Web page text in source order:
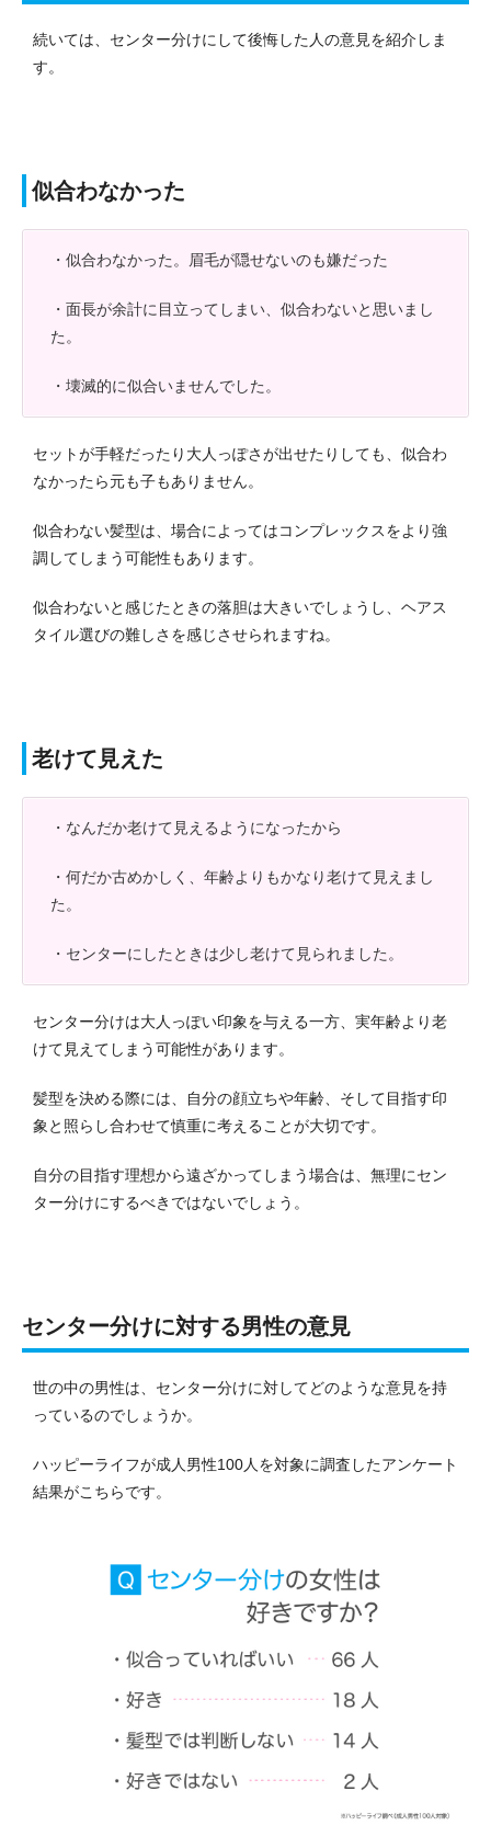
続いては、センター分けにして後悔した人の意見を紹介しま
す。
似合わなかった
・似合わなかった。眉毛が隠せないのも嫌だった
・面長が余計に目立ってしまい、似合わないと思いまし
た。
・壊滅的に似合いませんでした。
セットが手軽だったり大人っぽさが出せたりしても、似合わ
なかったら元も子もありません。
似合わない髪型は、場合によってはコンプレックスをより強
調してしまう可能性もあります。
似合わないと感じたときの落胆は大きいでしょうし、ヘアス
タイル選びの難しさを感じさせられますね。
老けて見えた
・なんだか老けて見えるようになったから
・何だか古めかしく、年齢よりもかなり老けて見えまし
た。
・センターにしたときは少し老けて見られました。
センター分けは大人っぽい印象を与える一方、実年齢より老
けて見えてしまう可能性があります。
髪型を決める際には、自分の顔立ちや年齢、そして目指す印
象と照らし合わせて慎重に考えることが大切です。
自分の目指す理想から遠ざかってしまう場合は、無理にセン
ター分けにするべきではないでしょう。
センター分けに対する男性の意見
世の中の男性は、センター分けに対してどのような意見を持
っているのでしょうか。
ハッピーライフが成人男性100人を対象に調査したアンケート
結果がこちらです。